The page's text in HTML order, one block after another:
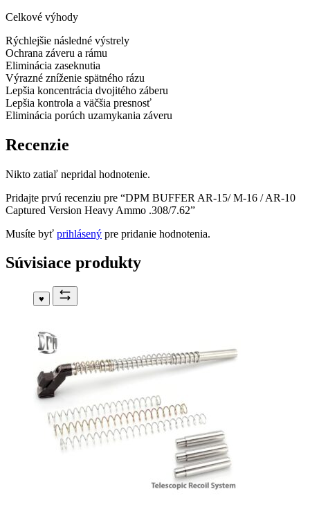
Celkové výhody
Rýchlejšie následné výstrely
Ochrana záveru a rámu
Eliminácia zaseknutia
Výrazné zníženie spätného rázu
Lepšia koncentrácia dvojitého záberu
Lepšia kontrola a väčšia presnosť
Eliminácia porúch uzamykania záveru
Recenzie
Nikto zatiaľ nepridal hodnotenie.
Pridajte prvú recenziu pre “DPM BUFFER AR-15/ M-16 / AR-10
Captured Version Heavy Ammo .308/7.62”
Musíte byť prihlásený pre pridanie hodnotenia.
Súvisiace produkty
♥